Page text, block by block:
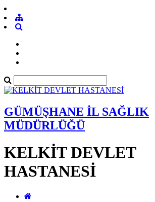
GÜMÜŞHANE İL SAĞLIK
MÜDÜRLÜĞÜ
KELKİT DEVLET
HASTANESİ